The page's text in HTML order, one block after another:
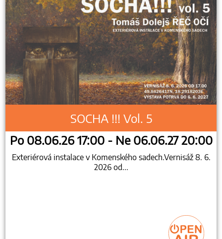
SOCHA !!! Vol. 5
Po 08.06.26 17:00 - Ne 06.06.27 20:00
Exteriérová instalace v Komenského sadech.Vernisáž 8. 6.
2026 od...